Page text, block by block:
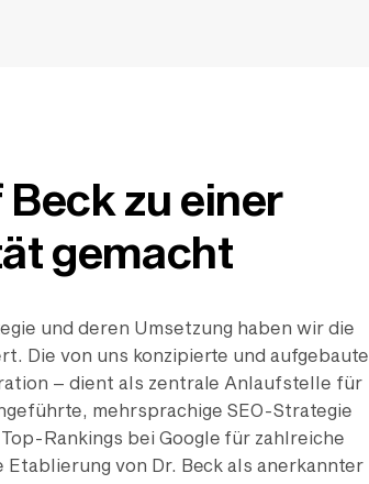
zu einer
gemacht
und deren Umsetzung haben wir die
Die von uns konzipierte und aufgebaute
– dient als zentrale Anlaufstelle für
mehrsprachige SEO-Strategie
Rankings bei Google für zahlreiche
von Dr. Beck als anerkannter